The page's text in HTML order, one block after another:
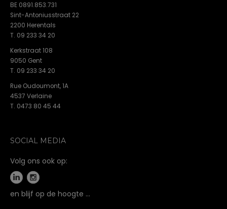
BE 0891.853.731
Sint-Antoniusstraat 22
2200 Herentals
T. 09 233 34 20
Kerkstraat 108
9050 Gent
T. 09 233 34 20
Rue Oudoumont, 1A
4537 Verlaine
T. 0473 80 45 44
SOCIAL MEDIA
Volg ons ook op:
en blijf op de hoogte …